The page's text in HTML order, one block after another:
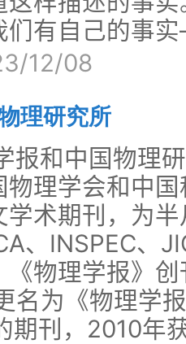
们有自己的事
12/08
理研究所
报和中国物理
物理学会和中
学术期刊，为
、INSPEC、
《物理学报》
名为《物理学
期刊，2010年